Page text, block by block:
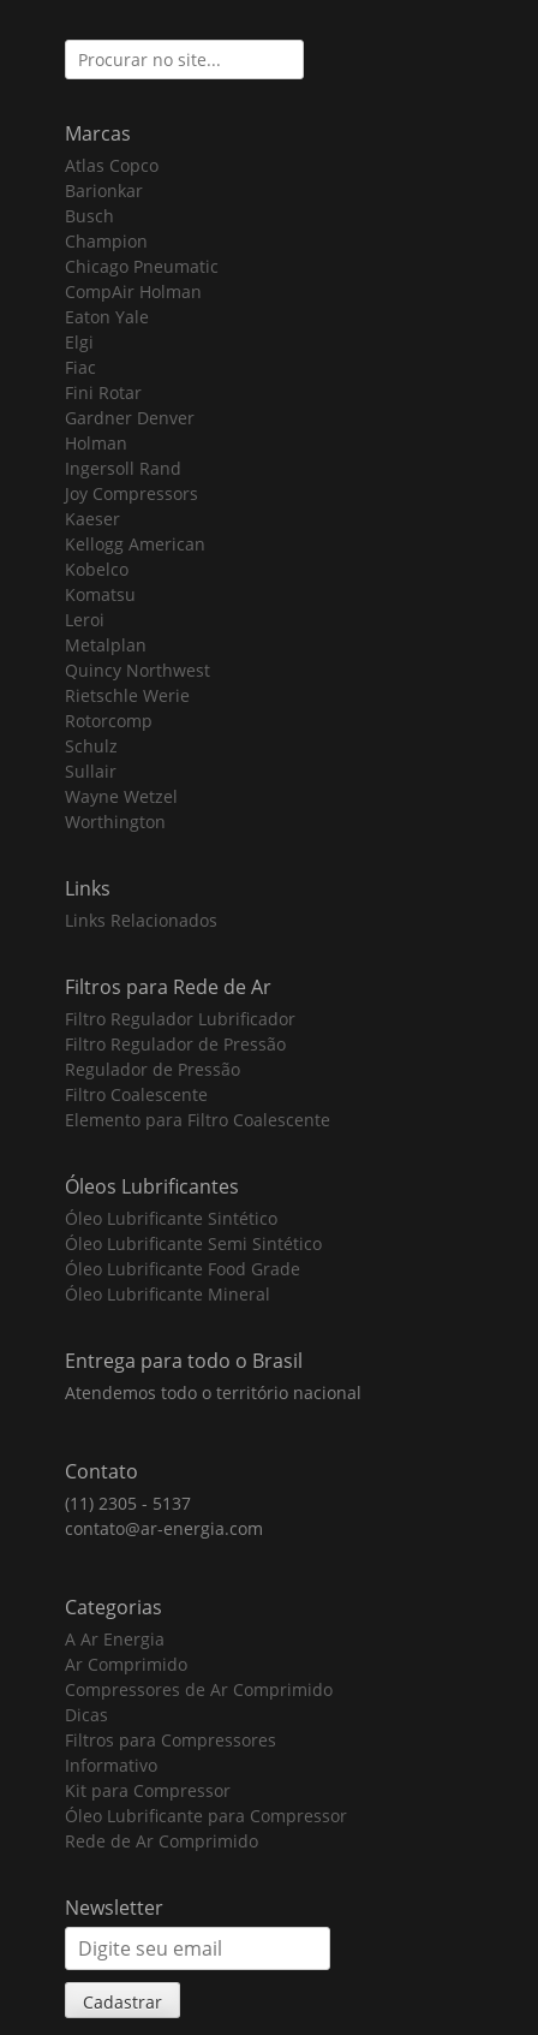
Search
for:
Marcas
Atlas Copco
Barionkar
Busch
Champion
Chicago Pneumatic
CompAir Holman
Eaton Yale
Elgi
Fiac
Fini Rotar
Gardner Denver
Holman
Ingersoll Rand
Joy Compressors
Kaeser
Kellogg American
Kobelco
Komatsu
Leroi
Metalplan
Quincy Northwest
Rietschle Werie
Rotorcomp
Schulz
Sullair
Wayne Wetzel
Worthington
Links
Links Relacionados
Filtros para Rede de Ar
Filtro Regulador Lubrificador
Filtro Regulador de Pressão
Regulador de Pressão
Filtro Coalescente
Elemento para Filtro Coalescente
Óleos Lubrificantes
Óleo Lubrificante Sintético
Óleo Lubrificante Semi Sintético
Óleo Lubrificante Food Grade
Óleo Lubrificante Mineral
Entrega para todo o Brasil
Atendemos todo o território nacional
Contato
(11) 2305 - 5137
contato@ar-energia.com
Categorias
A Ar Energia
Ar Comprimido
Compressores de Ar Comprimido
Dicas
Filtros para Compressores
Informativo
Kit para Compressor
Óleo Lubrificante para Compressor
Rede de Ar Comprimido
Newsletter